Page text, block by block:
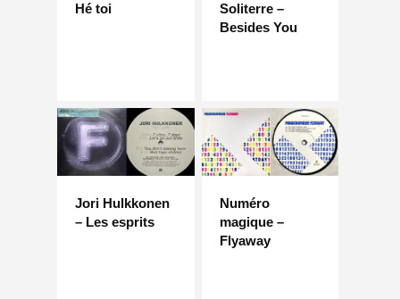
Hé toi
Soliterre –
Besides You
Jori Hulkkonen
– Les esprits
Numéro
magique –
Flyaway